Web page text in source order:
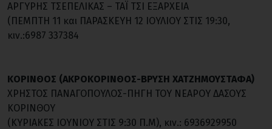
ΑΡΓΥΡΗΣ ΤΣΕΠΕΛΙΚΑΣ – ΤΑΪ ΤΣΙ ΕΞΑΡΧΕΙΑ
(ΠΕΜΠΤΗ 11 και ΠΑΡΑΣΚΕΥΗ 12 ΙΟΥΛΙΟΥ ΣΤΙΣ 19:30,
κιν.:6987 337384
KOΡΙΝΘΟΣ (ΑΚΡΟΚΟΡΙΝΘΟΣ-ΒΡΥΣΗ ΧΑΤΖΗΜΟΥΣΤΑΦΑ)
ΧΡΗΣΤΟΣ ΠΑΝΑΓΟΠΟΥΛΟΣ-ΠΗΓΗ ΤΟΥ ΝΕΑΡΟΥ ΔΑΣΟΥΣ
ΚΟΡΙΝΘΟΥ
(ΚΥΡΙΑΚΕΣ ΙΟΥΝΙΟΥ ΣΤΙΣ 9:30 Π.Μ), κιν.: 6936929950